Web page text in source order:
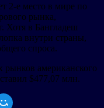
2-е место в мире по
рынка,
Хотя в Бангладеш
внутри страны,
спроса.
рынков американского
$477,07 млн.